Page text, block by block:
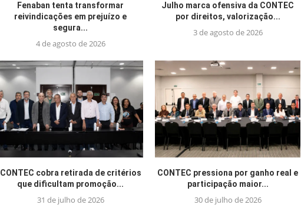
Fenaban tenta transformar
reivindicações em prejuízo e
segura...
4 de agosto de 2026
Julho marca ofensiva da CONTEC
por direitos, valorização...
3 de agosto de 2026
CONTEC cobra retirada de critérios
que dificultam promoção...
31 de julho de 2026
CONTEC pressiona por ganho real e
participação maior...
30 de julho de 2026